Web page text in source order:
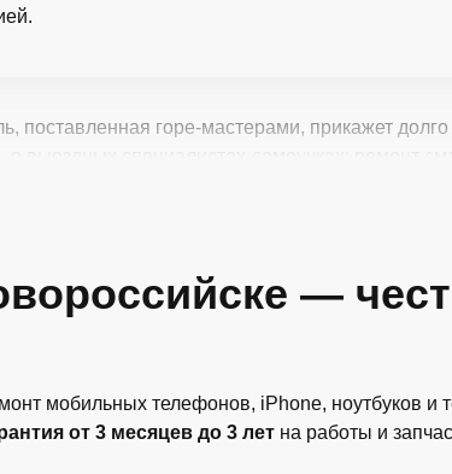
поставленная горе-мастерами, прикажет
—
мобильных телефонов, iPhone, ноутбуков и
от 3 месяцев до 3 лет на работы и